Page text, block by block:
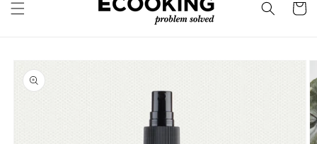
GROZS
Pāriet uz
produktu
informāciju